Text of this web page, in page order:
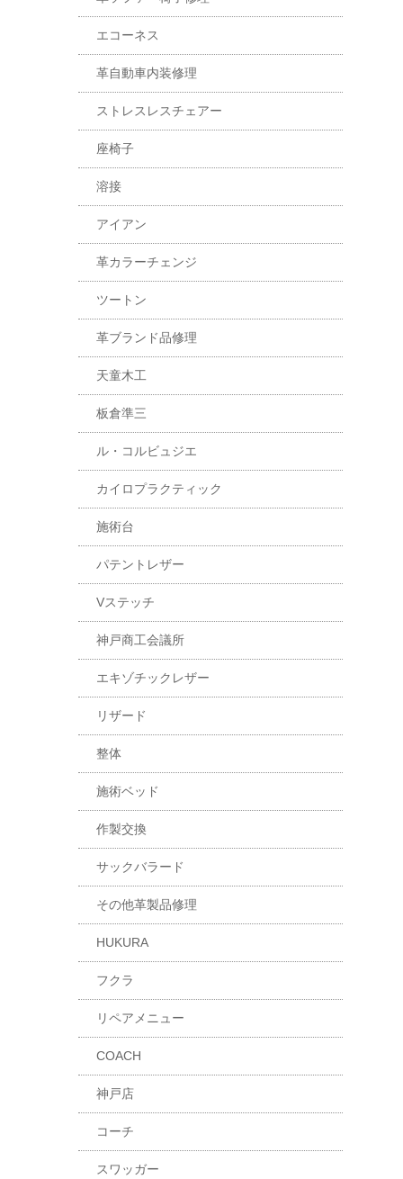
エコーネス
革自動車内装修理
ストレスレスチェアー
座椅子
溶接
アイアン
革カラーチェンジ
ツートン
革ブランド品修理
天童木工
板倉準三
ル・コルビュジエ
カイロプラクティック
施術台
パテントレザー
Vステッチ
神戸商工会議所
エキゾチックレザー
リザード
整体
施術ベッド
作製交換
サックバラード
その他革製品修理
HUKURA
フクラ
リペアメニュー
COACH
神戸店
コーチ
スワッガー